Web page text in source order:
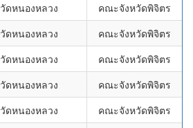
วัดหนองหลวง
คณะจังหวัดพิจิตร
วัดหนองหลวง
คณะจังหวัดพิจิตร
วัดหนองหลวง
คณะจังหวัดพิจิตร
วัดหนองหลวง
คณะจังหวัดพิจิตร
วัดหนองหลวง
คณะจังหวัดพิจิตร